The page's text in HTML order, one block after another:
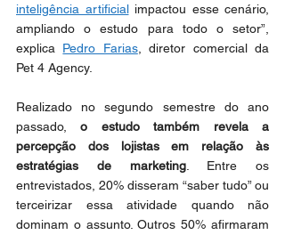
inteligência artificial impactou esse cenário,
ampliando o estudo para todo o setor”,
explica Pedro Farias, diretor comercial da
Pet 4 Agency.
Realizado no segundo semestre do ano
passado, o estudo também revela a
percepção dos lojistas em relação às
estratégias de marketing. Entre os
entrevistados, 20% disseram “saber tudo” ou
terceirizar essa atividade quando não
dominam o assunto. Outros 50% afirmaram